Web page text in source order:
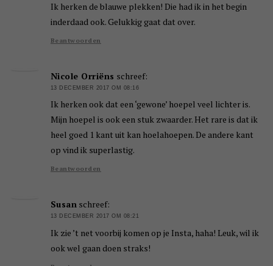
Ik herken de blauwe plekken! Die had ik in het begin
inderdaad ook. Gelukkig gaat dat over.
Beantwoorden
Nicole Orriëns schreef:
13 DECEMBER 2017 OM 08:16
Ik herken ook dat een ‘gewone’ hoepel veel lichter is.
Mijn hoepel is ook een stuk zwaarder. Het rare is dat ik
heel goed 1 kant uit kan hoelahoepen. De andere kant
op vind ik superlastig.
Beantwoorden
Susan schreef:
13 DECEMBER 2017 OM 08:21
Ik zie ’t net voorbij komen op je Insta, haha! Leuk, wil ik
ook wel gaan doen straks!